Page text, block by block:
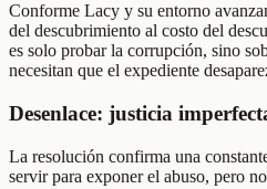
Conforme Lacy y su entorno
del descubrimiento al costo del
es solo probar la corrupción, sino
necesitan que el expediente
Desenlace: justicia
La resolución confirma una
servir para exponer el abuso, pero